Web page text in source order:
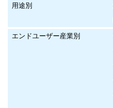
用途別
エンドユーザー産業別